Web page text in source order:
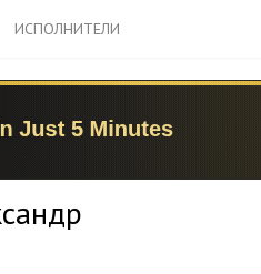
ИСПОЛНИТЕЛИ